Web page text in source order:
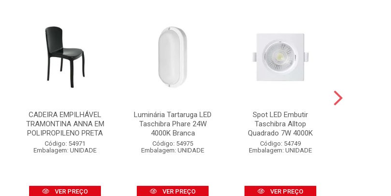
CADEIRA EMPILHÁVEL
TRAMONTINA ANNA EM
POLIPROPILENO PRETA
Código: 54971
Embalagem: UNIDADE
VER PREÇO
Luminária Tartaruga LED
Taschibra Phare 24W
4000K Branca
Código: 54975
Embalagem: UNIDADE
VER PREÇO
Spot LED Embutir
Taschibra Alltop
Quadrado 7W 4000K
Código: 54749
Embalagem: UNIDADE
VER PREÇO